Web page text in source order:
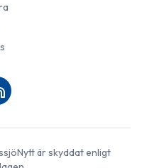
är skyddat enligt